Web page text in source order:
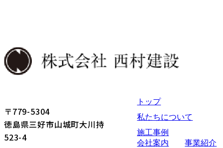
〒779-5304
徳島県三好市山城町大川持
523-4
トップ
私たちについて
施工事例
会社案内
事業紹介